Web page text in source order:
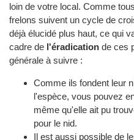
loin de votre local. Comme
frelons suivent un cycle de
déjà élucidé plus haut, ce qui
cadre de l'éradication de ces
générale à suivre :
Comme ils fondent leur
l'espèce, vous pouvez
même qu'elle ait pu
pour le nid.
Il est aussi possible de